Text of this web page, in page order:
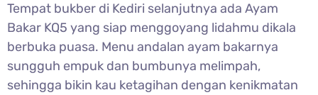
Tempat bukber di Kediri selanjutnya ada Ayam
Bakar KQ5 yang siap menggoyang lidahmu dikala
berbuka puasa. Menu andalan ayam bakarnya
sungguh empuk dan bumbunya melimpah,
sehingga bikin kau ketagihan dengan kenikmatan